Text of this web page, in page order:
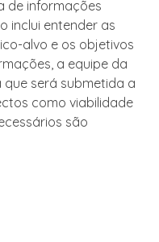
de informações
inclui entender as
alvo e os objetivos
a equipe da
será submetida a
como viabilidade
são